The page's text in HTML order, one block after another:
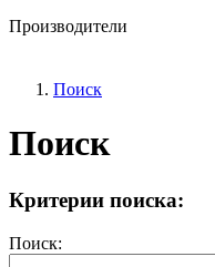
Производители
Поиск
Поиск
Критерии поиска:
Поиск: